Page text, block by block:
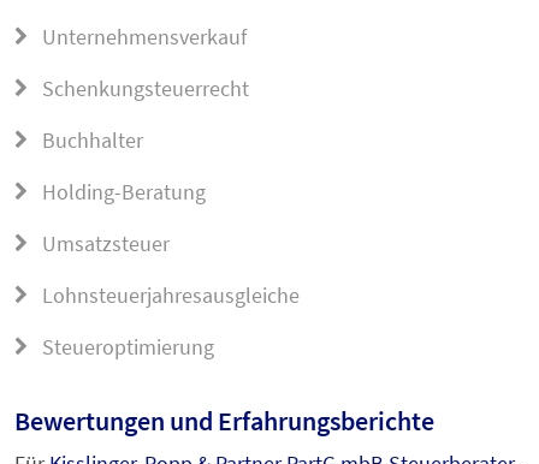
Unternehmensverkauf
Schenkungsteuerrecht
Buchhalter
Holding-Beratung
Umsatzsteuer
Lohnsteuerjahresausgleiche
Steueroptimierung
Bewertungen und Erfahrungsberichte